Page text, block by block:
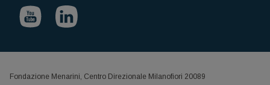
Fondazione Menarini, Centro Direzionale Milanofiori 20089